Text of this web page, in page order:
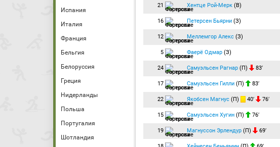
Испания
Италия
Франция
Бельгия
Белоруссия
Греция
Нидерланды
Польша
Португалия
Шотландия
21 Хентце Рой-Мерк (В)
16 Петерсен Бьярни (З)
12 Меллемгор Алекс (З)
5 Фаерё Одмар (З)
24 Самуэльсен Рагнар (П) 83′
17 Самуэльсен Гилли (П) 83′
22 Якобсен Магнус (П) 40′ 76′
15 Самуэльсен Хугин (П) 76′
19 Магнуссон Эрлендур (П) 69′